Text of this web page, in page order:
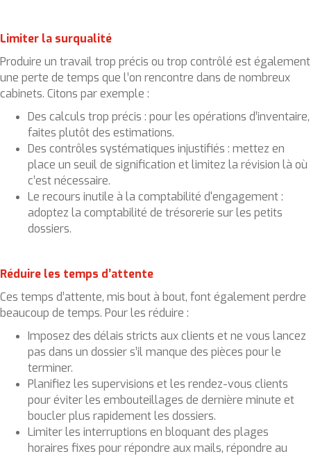
Limiter la surqualité
Produire un travail trop précis ou trop contrôlé est également
une perte de temps que l’on rencontre dans de nombreux
cabinets. Citons par exemple :
Des calculs trop précis : pour les opérations d’inventaire,
faites plutôt des estimations.
Des contrôles systématiques injustifiés : mettez en
place un seuil de signification et limitez la révision là où
c’est nécessaire.
Le recours inutile à la comptabilité d'engagement :
adoptez la comptabilité de trésorerie sur les petits
dossiers.
Réduire les temps d’attente
Ces temps d’attente, mis bout à bout, font également perdre
beaucoup de temps. Pour les réduire :
Imposez des délais stricts aux clients et ne vous lancez
pas dans un dossier s’il manque des pièces pour le
terminer.
Planifiez les supervisions et les rendez-vous clients
pour éviter les embouteillages de dernière minute et
boucler plus rapidement les dossiers.
Limiter les interruptions en bloquant des plages
horaires fixes pour répondre aux mails, répondre au